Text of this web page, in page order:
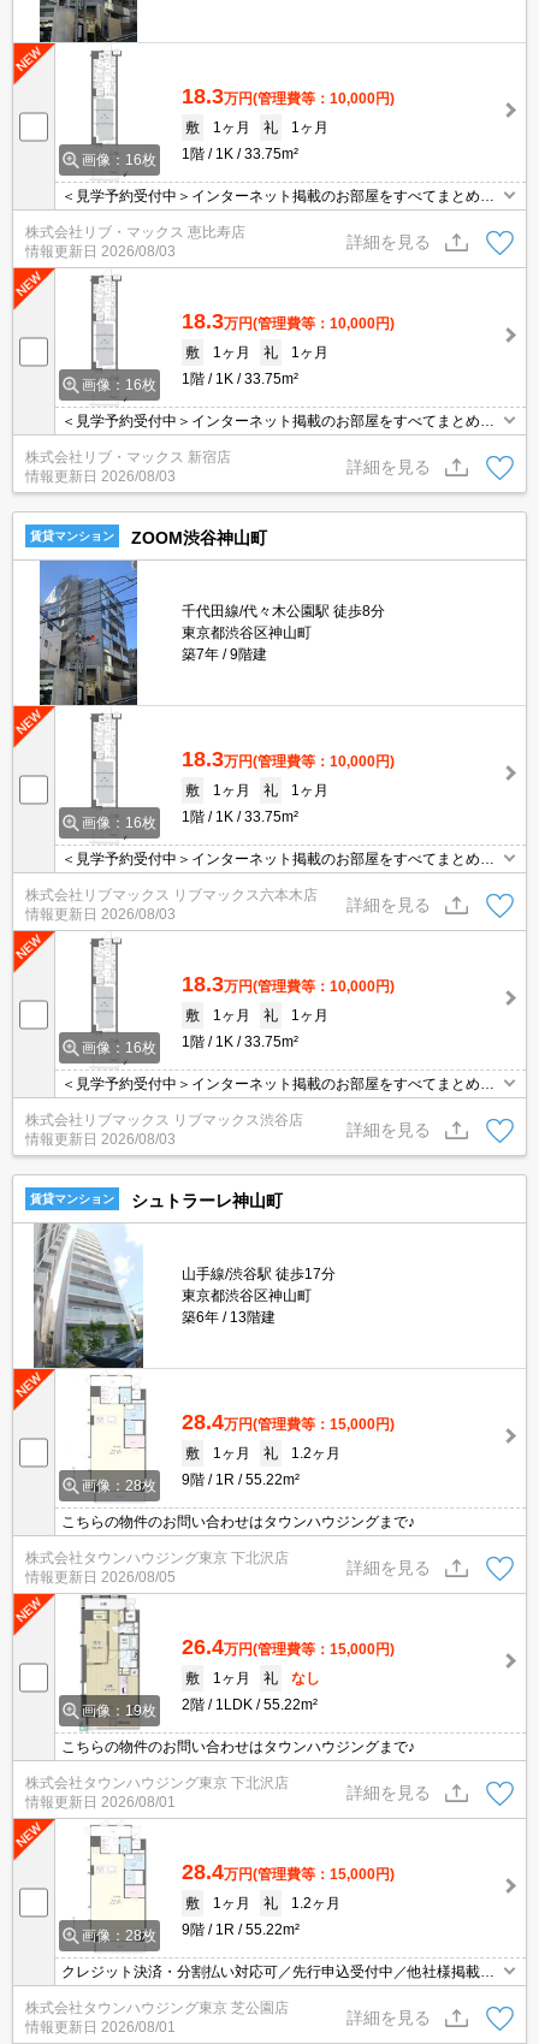
画像：16枚
18.3万円(管理費等：10,000円)
敷
1ヶ月 礼
1ヶ月
1階
1K 33.75m²
＜見学予約受付中＞インターネット掲載のお部屋をすべてまとめて
ご紹介可能！ 初期費用クレジット決済可！問合せ当日でもご予約可
能！他社掲載物件もまとめてご紹介可能です。オンライン案内可。
写真・動画送付、WEB契約等来店不要でご契約可能。セキュリティ
充実で安心！お気軽にご相談くださいませ。
株式会社リブ・マックス 恵比寿店
情報更新日 2026/08/03
詳細を見る
画像：16枚
18.3万円(管理費等：10,000円)
敷
1ヶ月 礼
1ヶ月
1階
1K 33.75m²
＜見学予約受付中＞インターネット掲載のお部屋をすべてまとめて
ご紹介可能！ 初期費用クレジット決済可！問合せ当日でもご予約可
能！他社掲載物件もまとめてご紹介可能です。オンライン案内可。
写真・動画送付、WEB契約等来店不要でご契約可能。セキュリティ
充実で安心！お気軽にご相談くださいませ。
株式会社リブ・マックス 新宿店
情報更新日 2026/08/03
詳細を見る
賃貸マンション ZOOM渋谷神山町
千代田線/代々木公園駅 徒歩8分
東京都渋谷区神山町
築7年
9階建
画像：16枚
18.3万円(管理費等：10,000円)
敷
1ヶ月 礼
1ヶ月
1階
1K 33.75m²
＜見学予約受付中＞インターネット掲載のお部屋をすべてまとめて
ご紹介可能！ 初期費用クレジット決済可！問合せ当日でもご予約可
能！他社掲載物件もまとめてご紹介可能です。オンライン案内可。
写真・動画送付、WEB契約等来店不要でご契約可能。セキュリティ
充実で安心！お気軽にご相談くださいませ。
株式会社リブマックス リブマックス六本木店
情報更新日 2026/08/03
詳細を見る
画像：16枚
18.3万円(管理費等：10,000円)
敷
1ヶ月 礼
1ヶ月
1階
1K 33.75m²
＜見学予約受付中＞インターネット掲載のお部屋をすべてまとめて
ご紹介可能！ 初期費用クレジット決済可！問合せ当日でもご予約可
能！他社掲載物件もまとめてご紹介可能です。オンライン案内可。
写真・動画送付、WEB契約等来店不要でご契約可能。セキュリティ
充実で安心！お気軽にご相談くださいませ。
株式会社リブマックス リブマックス渋谷店
情報更新日 2026/08/03
詳細を見る
賃貸マンション シュトラーレ神山町
山手線/渋谷駅 徒歩17分
東京都渋谷区神山町
築6年
13階建
画像：28枚
28.4万円(管理費等：15,000円)
敷
1ヶ月 礼
1.2ヶ月
9階
1R 55.22m²
こちらの物件のお問い合わせはタウンハウジングまで♪
株式会社タウンハウジング東京 下北沢店
情報更新日 2026/08/05
詳細を見る
画像：19枚
26.4万円(管理費等：15,000円)
敷
1ヶ月 礼
なし
2階
1LDK 55.22m²
こちらの物件のお問い合わせはタウンハウジングまで♪
株式会社タウンハウジング東京 下北沢店
情報更新日 2026/08/01
詳細を見る
画像：28枚
28.4万円(管理費等：15,000円)
敷
1ヶ月 礼
1.2ヶ月
9階
1R 55.22m²
クレジット決済・分割払い対応可／先行申込受付中／他社様掲載物
件もまとめてご案内可能／専任物件多数あり
株式会社タウンハウジング東京 芝公園店
情報更新日 2026/08/01
詳細を見る